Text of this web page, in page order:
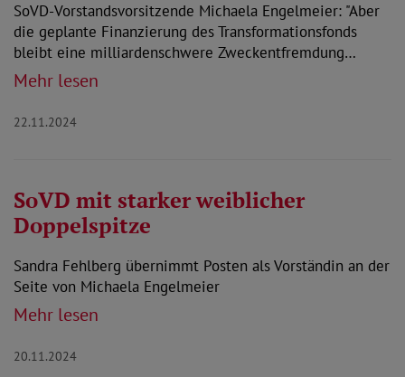
SoVD-Vorstandsvorsitzende Michaela Engelmeier: "Aber
die geplante Finanzierung des Transformationsfonds
bleibt eine milliardenschwere Zweckentfremdung…
Mehr lesen
22.11.2024
SoVD mit starker weiblicher
Doppelspitze
Sandra Fehlberg übernimmt Posten als Vorständin an der
Seite von Michaela Engelmeier
Mehr lesen
20.11.2024